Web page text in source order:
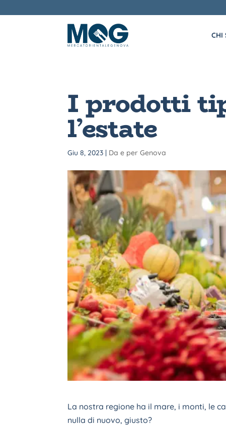
CHI
I prodotti
l’estate
Giu 8, 2023 | Da e per Genova
La nostra regione ha il mare, i monti, le
nulla di nuovo, giusto?